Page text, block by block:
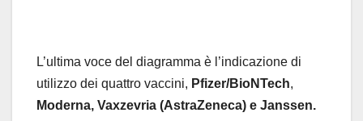
L’ultima voce del diagramma è l’indicazione di
utilizzo dei quattro vaccini, Pfizer/BioNTech,
Moderna, Vaxzevria (AstraZeneca) e Janssen.